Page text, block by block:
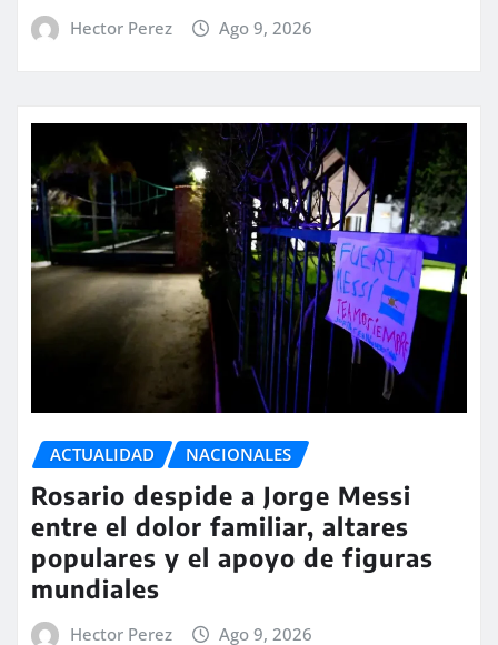
Hector Perez Ago 9, 2026
ACTUALIDAD NACIONALES
Rosario despide a Jorge Messi
entre el dolor familiar, altares
populares y el apoyo de figuras
mundiales
Hector Perez Ago 9, 2026